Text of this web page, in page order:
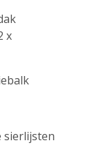
x
sierlijsten